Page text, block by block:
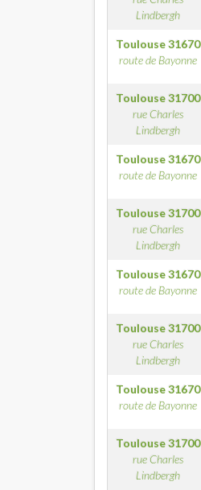
Lindbergh
Toulouse31670
route de Bayonne
Toulouse31700
rue Charles
Lindbergh
Toulouse31670
route de Bayonne
Toulouse31700
rue Charles
Lindbergh
Toulouse31670
route de Bayonne
Toulouse31700
rue Charles
Lindbergh
Toulouse31670
route de Bayonne
Toulouse31700
rue Charles
Lindbergh